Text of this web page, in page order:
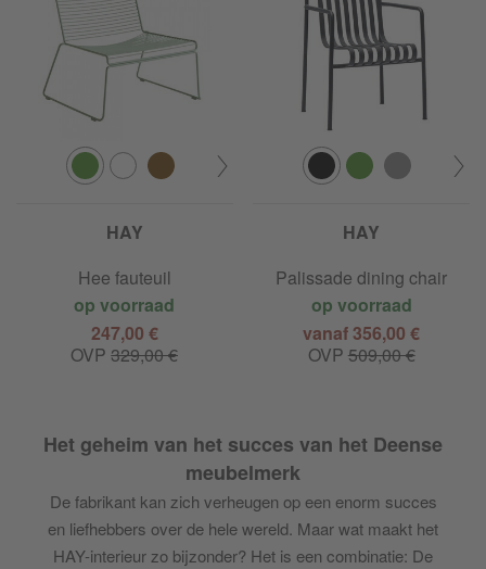
HAY
Hee fauteuil
op voorraad
247,00 €
OVP329,00 €
HAY
Palissade dining chair
op voorraad
vanaf 356,00 €
OVP 509,00 €
Het geheim van het succes van het Deense
meubelmerk
De fabrikant kan zich verheugen op een enorm succes
en liefhebbers over de hele wereld. Maar wat maakt het
HAY-interieur zo bijzonder? Het is een combinatie: De